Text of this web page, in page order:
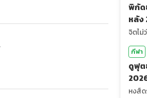
พิกัด
หลัง
จิตไม่
กีฬา
ดูฟุ
ถ่า
หงส์